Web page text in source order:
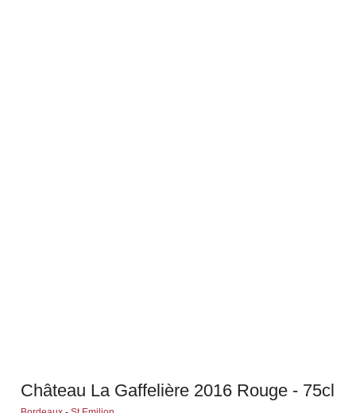
Château La Gaffelière 2016 Rouge - 75cl